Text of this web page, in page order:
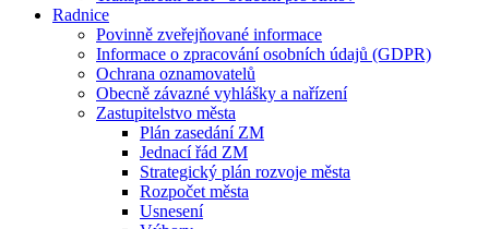
Radnice
Povinně zveřejňované informace
Informace o zpracování osobních údajů (GDPR)
Ochrana oznamovatelů
Obecně závazné vyhlášky a nařízení
Zastupitelstvo města
Plán zasedání ZM
Jednací řád ZM
Strategický plán rozvoje města
Rozpočet města
Usnesení